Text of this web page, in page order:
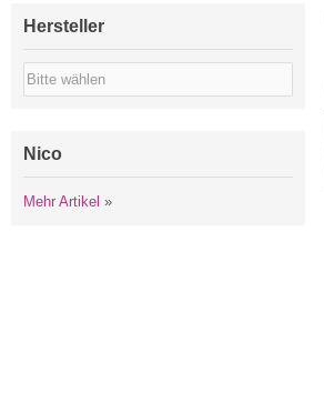
Hersteller
Nico
Mehr Artikel »